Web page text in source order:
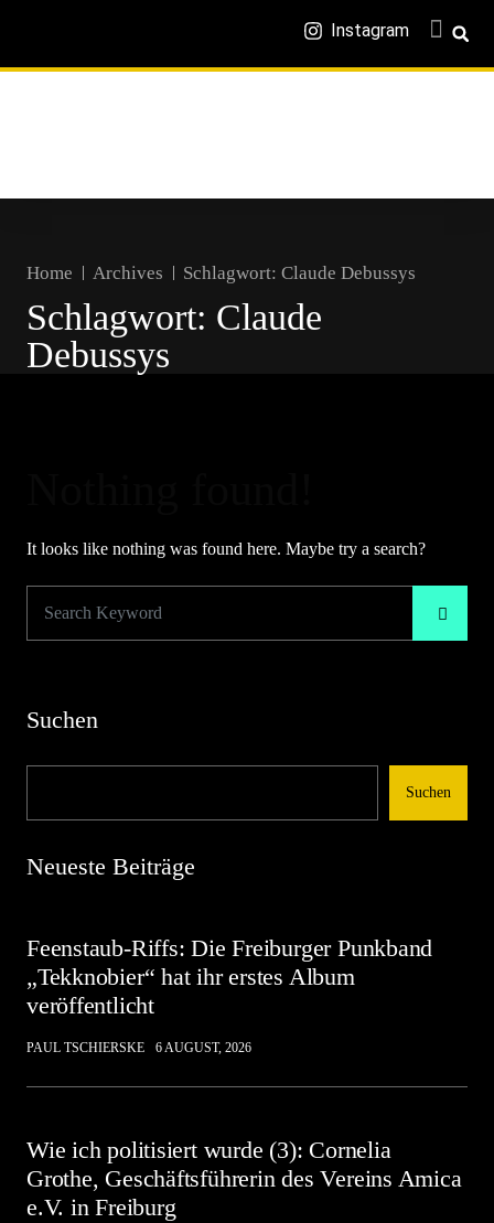
Instagram
Home Archives Schlagwort: Claude Debussys
Schlagwort: Claude
Debussys
It looks like nothing was found here. Maybe try a search?
Suchen
Suchen
Neueste Beiträge
Feenstaub-Riffs: Die Freiburger Punkband
„Tekknobier“ hat ihr erstes Album
veröffentlicht
PAUL TSCHIERSKE 6 AUGUST, 2026
Wie ich politisiert wurde (3): Cornelia
Grothe, Geschäftsführerin des Vereins Amica
e.V. in Freiburg